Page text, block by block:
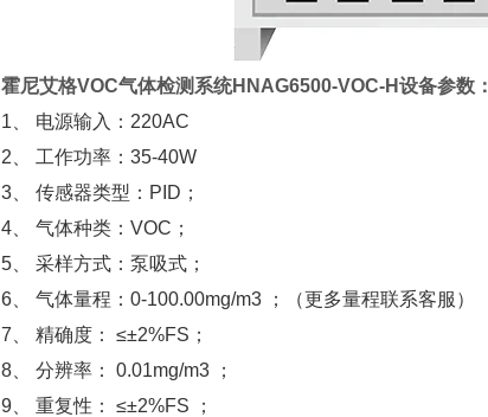
霍尼艾格VOC气体检测系统HNAG6500-VOC-H设备参数：
1 、 电源输入： 220AC
2 、 工作功率： 35-40W
3 、 传感器类型： PID ；
4 、 气体种类： VOC ；
5 、 采样方式：泵吸式；
6 、 气体量程： 0-100.00mg/m3 ；
（更多量程联系客服）
7 、 精确度： ≤±2%FS ；
8 、 分辨率： 0.01mg/m3
；
9 、 重复性： ≤±2%FS
；